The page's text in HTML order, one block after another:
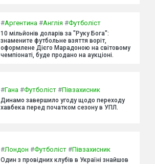
#Аргентина #Англія #Футболіст
10 мільйонів доларів за "Руку Бога":
знамените футбольне взяття воріт,
оформлене Дієго Марадоною на світовому
чемпіонаті, буде продано на аукціоні.
#Гана #Футболіст #Півзахисник
Динамо завершило угоду щодо переходу
хавбека перед початком сезону в УПЛ.
#Лондон #Футболіст #Півзахисник
Один з провідних клубів в Україні знайшов